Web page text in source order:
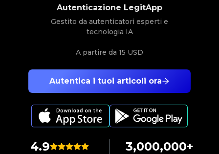
4.9 3,000,000+
Autentica i tuoi articoli ora
Autenticazione LegitApp
Gestito da autenticatori esperti e
tecnologia IA
A partire da 15 USD